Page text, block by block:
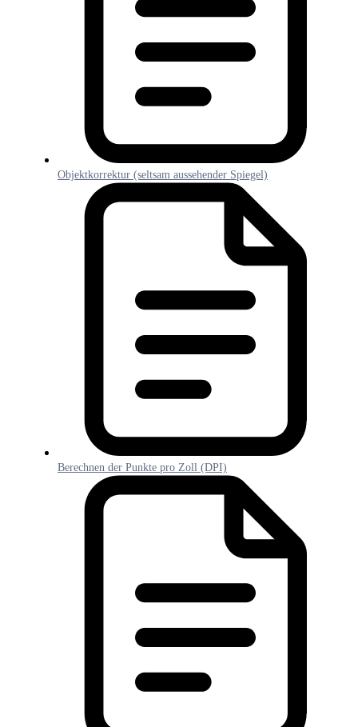
Objektkorrektur (seltsam aussehender Spiegel)
Berechnen der Punkte pro Zoll (DPI)